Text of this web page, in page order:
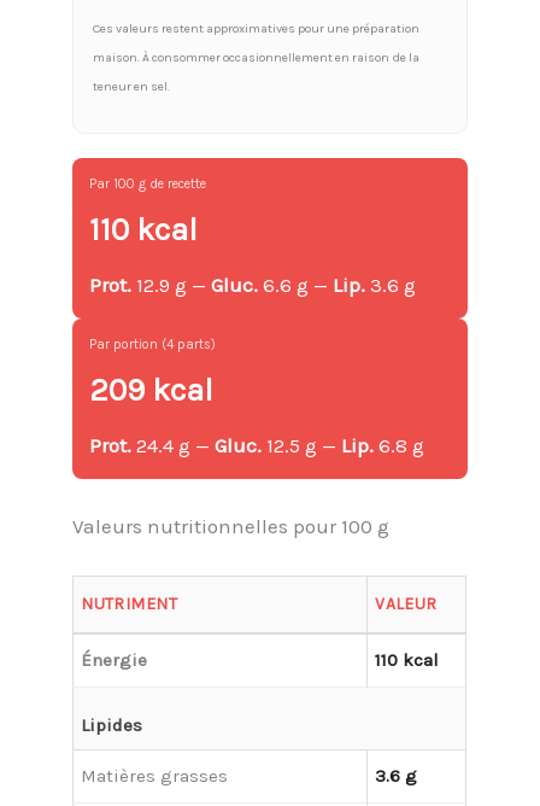
Ces valeurs restent approximatives pour une préparation
maison. À consommer occasionnellement en raison de la
teneur en sel.
Par 100 g de recette
110 kcal
Prot. 12.9 g —Gluc. 6.6 g — Lip. 3.6 g
Par portion (4 parts)
209 kcal
Prot. 24.4 g —Gluc. 12.5 g — Lip. 6.8 g
Valeurs nutritionnelles pour 100 g
NUTRIMENT VALEUR
Énergie 110 kcal
Lipides
Matières grasses 3.6 g